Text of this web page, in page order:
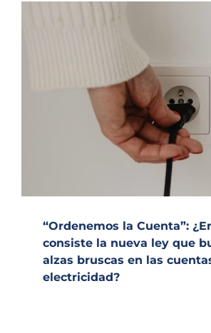
“Ordenemos la Cuenta”:
consiste la nueva ley que
alzas bruscas en las
electricidad?